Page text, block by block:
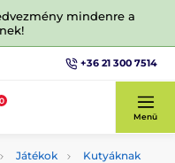
mindenre a
+36 21 300 7514
0
Menü
Játékok
Kutyáknak